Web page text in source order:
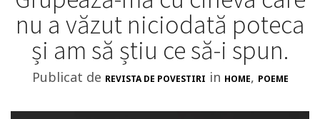
nu a văzut niciodată poteca
și am să știu ce să-i spun.
Publicat de REVISTA DE POVESTIRI in HOME, POEME